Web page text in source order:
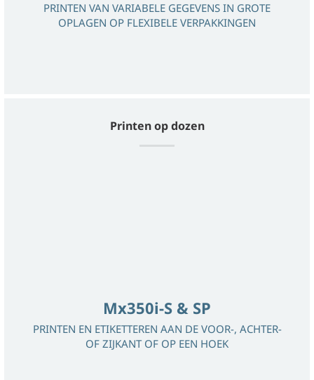
PRINTEN VAN VARIABELE GEGEVENS IN GROTE
OPLAGEN OP FLEXIBELE VERPAKKINGEN
Printen op dozen
Mx350i-S & SP
PRINTEN EN ETIKETTEREN AAN DE VOOR-, ACHTER-
OF ZIJKANT OF OP EEN HOEK